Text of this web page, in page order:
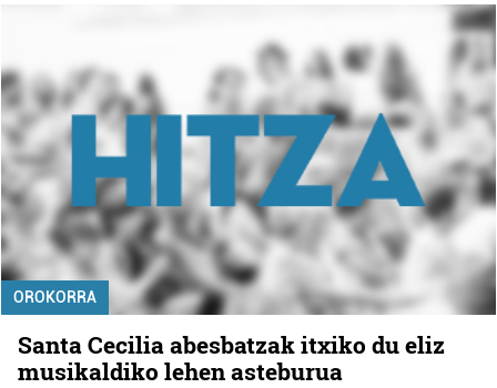
OROKORRA
Santa Cecilia abesbatzak itxiko du eliz
musikaldiko lehen asteburua